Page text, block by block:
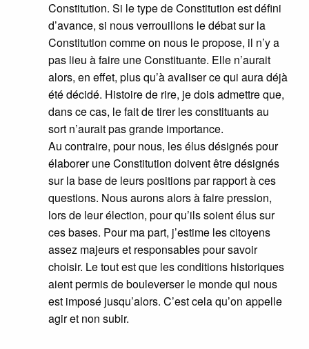
Constitution. Si le type de Constitution est défini
d’avance, si nous verrouillons le débat sur la
Constitution comme on nous le propose, il n’y a
pas lieu à faire une Constituante. Elle n’aurait
alors, en effet, plus qu’à avaliser ce qui aura déjà
été décidé. Histoire de rire, je dois admettre que,
dans ce cas, le fait de tirer les constituants au
sort n’aurait pas grande importance.
Au contraire, pour nous, les élus désignés pour
élaborer une Constitution doivent être désignés
sur la base de leurs positions par rapport à ces
questions. Nous aurons alors à faire pression,
lors de leur élection, pour qu’ils soient élus sur
ces bases. Pour ma part, j’estime les citoyens
assez majeurs et responsables pour savoir
choisir. Le tout est que les conditions historiques
aient permis de bouleverser le monde qui nous
est imposé jusqu’alors. C’est cela qu’on appelle
agir et non subir.